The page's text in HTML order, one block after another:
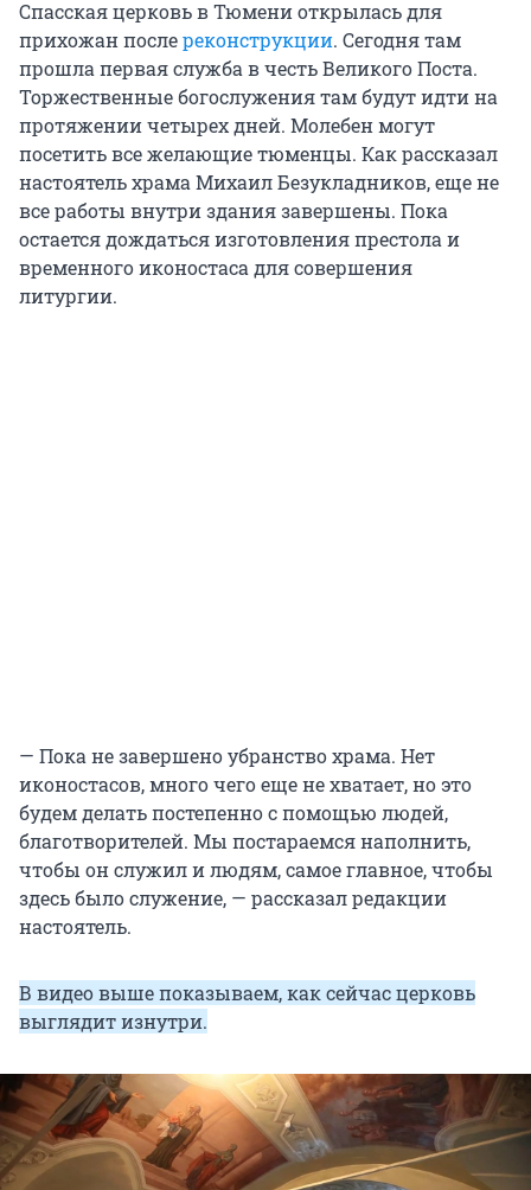
Спасская церковь в Тюмени открылась для
прихожан послереконструкции. Сегодня там
прошла первая служба в честь Великого Поста.
Торжественные богослужения там будут идти на
протяжении четырех дней. Молебен могут
посетить все желающие тюменцы. Как рассказал
настоятель храма Михаил Безукладников, еще не
все работы внутри здания завершены. Пока
остается дождаться изготовления престола и
временного иконостаса для совершения
литургии.
— Пока не завершено убранство храма. Нет
иконостасов, много чего еще не хватает, но это
будем делать постепенно с помощью людей,
благотворителей. Мы постараемся наполнить,
чтобы он служил и людям, самое главное, чтобы
здесь было служение, — рассказал редакции
настоятель.
В видео выше показываем, как сейчас церковь
выглядит изнутри.